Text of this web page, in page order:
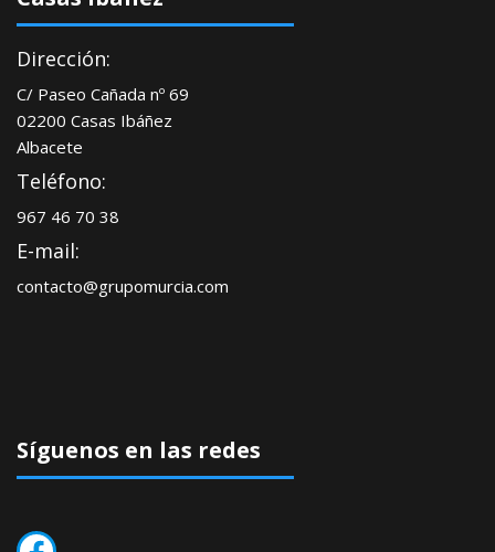
Dirección:
C/ Paseo Cañada nº 69
02200 Casas Ibáñez
Albacete
Teléfono:
967 46 70 38
E-mail:
contacto@grupomurcia.com
Síguenos en las redes